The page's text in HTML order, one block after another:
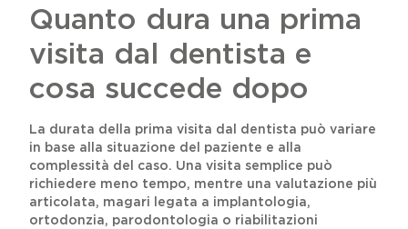
Quanto dura una prima
visita dal dentista e
cosa succede dopo
La durata della prima visita dal dentista può variare
in base alla situazione del paziente e alla
complessità del caso. Una visita semplice può
richiedere meno tempo, mentre una valutazione più
articolata, magari legata a implantologia,
ortodonzia, parodontologia o riabilitazioni